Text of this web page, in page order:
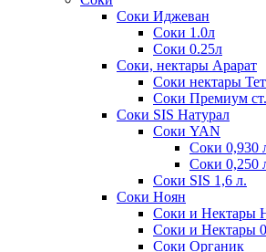
Соки Иджеван
Соки 1.0л
Соки 0.25л
Соки, нектары Арарат
Соки нектары
Соки Премиум
Соки SIS Натурал
Соки YAN
Соки 0,930
Соки 0,250
Соки SIS 1,6 л.
Соки Ноян
Соки и Нектары
Соки и Нектары
Соки Органик